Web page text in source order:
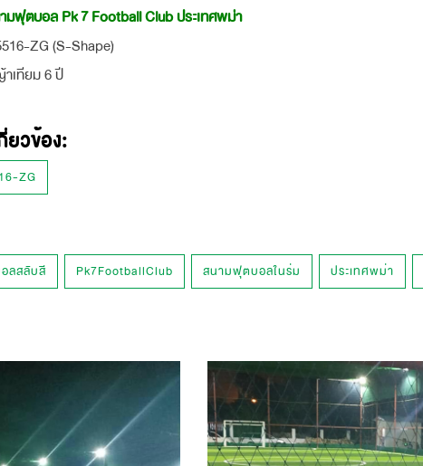
มฟุตบอล Pk 7 Football Club ประเทศพม่า
ZG (S-Shape)
เทียม 6 ปี
ยวข้อง:
ZG
ลสลับสี Pk7FootballClub สนามฟุตบอลในร่ม ประเทศพม่า